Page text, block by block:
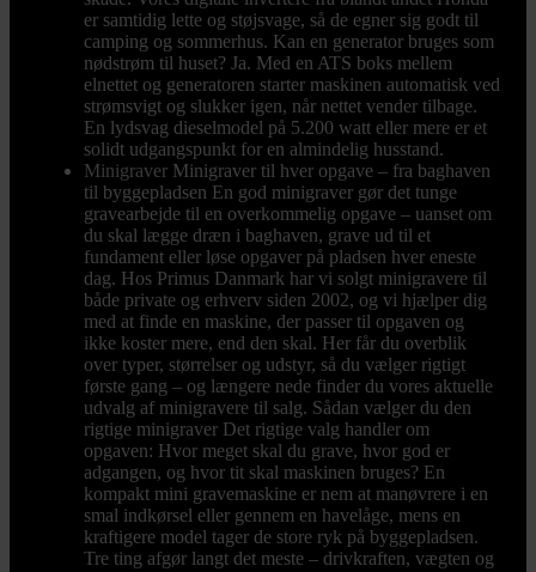
er samtidig lette og støjsvage, så de egner sig godt til
camping og sommerhus. Kan en generator bruges som
nødstrøm til huset? Ja. Med en ATS boks mellem
elnettet og generatoren starter maskinen automatisk ved
strømsvigt og slukker igen, når nettet vender tilbage.
En lydsvag dieselmodel på 5.200 watt eller mere er et
solidt udgangspunkt for en almindelig husstand.
Minigraver Minigraver til hver opgave – fra baghaven
til byggepladsen En god minigraver gør det tunge
gravearbejde til en overkommelig opgave – uanset om
du skal lægge dræn i baghaven, grave ud til et
fundament eller løse opgaver på pladsen hver eneste
dag. Hos Primus Danmark har vi solgt minigravere til
både private og erhverv siden 2002, og vi hjælper dig
med at finde en maskine, der passer til opgaven og
ikke koster mere, end den skal. Her får du overblik
over typer, størrelser og udstyr, så du vælger rigtigt
første gang – og længere nede finder du vores aktuelle
udvalg af minigravere til salg. Sådan vælger du den
rigtige minigraver Det rigtige valg handler om
opgaven: Hvor meget skal du grave, hvor god er
adgangen, og hvor tit skal maskinen bruges? En
kompakt mini gravemaskine er nem at manøvrere i en
smal indkørsel eller gennem en havelåge, mens en
kraftigere model tager de store ryk på byggepladsen.
Tre ting afgør langt det meste – drivkraften, vægten og